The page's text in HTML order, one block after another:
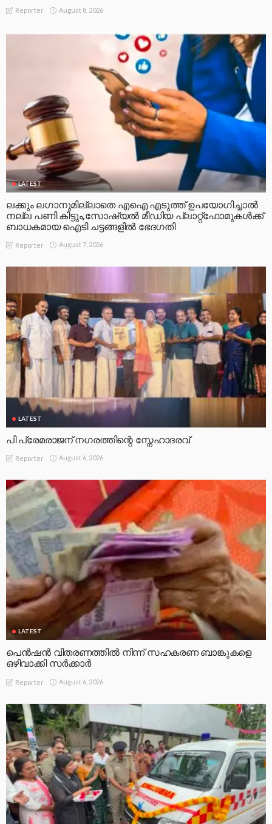
Reporter August 8, 2026
LATEST
ലക്കും ലഗാനുമില്ലാതെ എഐ എടുത്ത് ഉപയോഗിച്ചാല്‍
നല്ല പണി കിട്ടും,സോഷ്യല്‍ മീഡിയ പ്ലാറ്റ്‌ഫോമുകള്‍ക്ക്
ബാധകമായ ഐടി ചട്ടങ്ങളില്‍ ഭേദഗതി
Reporter August 7, 2026
LATEST
പി പ്രേമരാജന് നഗരത്തിന്റെ സ്നേഹാദരവ്
Reporter August 6, 2026
LATEST
പെൻഷൻ വിതരണത്തിൽ നിന്ന് സഹകരണ ബാങ്കുകളെ
ഒഴിവാക്കി സർക്കാർ
Reporter August 6, 2026